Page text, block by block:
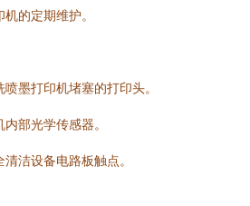
机的定期维护。
喷墨打印机堵塞的打印头。
内部光学传感器。
清洁设备电路板触点。